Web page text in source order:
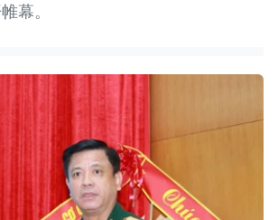
幕。